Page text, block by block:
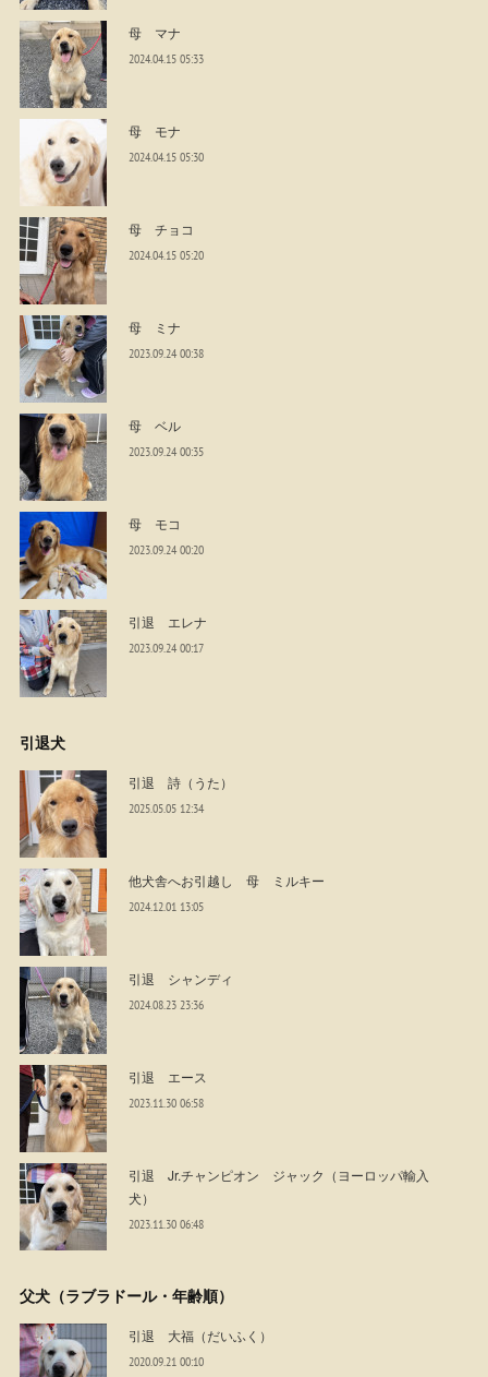
母 マナ
2024.04.15 05:33
母 モナ
2024.04.15 05:30
母 チョコ
2024.04.15 05:20
母 ミナ
2023.09.24 00:38
母 ベル
2023.09.24 00:35
母 モコ
2023.09.24 00:20
引退 エレナ
2023.09.24 00:17
引退犬
引退 詩（うた）
2025.05.05 12:34
他犬舎へお引越し 母 ミルキー
2024.12.01 13:05
引退 シャンディ
2024.08.23 23:36
引退 エース
2023.11.30 06:58
引退 Jr.チャンピオン ジャック（ヨーロッパ輸入
犬）
2023.11.30 06:48
父犬（ラブラドール・年齢順）
引退 大福（だいふく）
2020.09.21 00:10